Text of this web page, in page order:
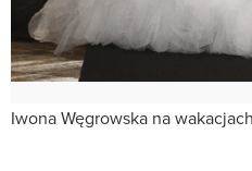
Iwona Węgrowska na